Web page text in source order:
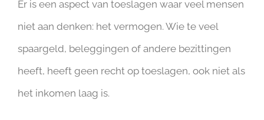
Er is een aspect van toeslagen waar veel mensen
niet aan denken: het vermogen. Wie te veel
spaargeld, beleggingen of andere bezittingen
heeft, heeft geen recht op toeslagen, ook niet als
het inkomen laag is.